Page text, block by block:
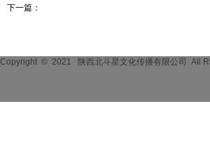
下一篇：
Copyright © 2021 陕西北斗星文化传播有限公司 All